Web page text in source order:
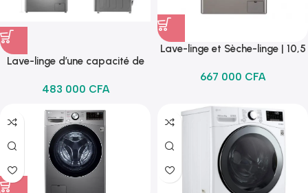
Lave-linge d’une capacité de
Steam™ (Allergy Care) (Anti-
483 000 CFA
Lave-linge et Sèche-linge | 10,5
AI DD | Steam | ThinQ
667 000 CFA